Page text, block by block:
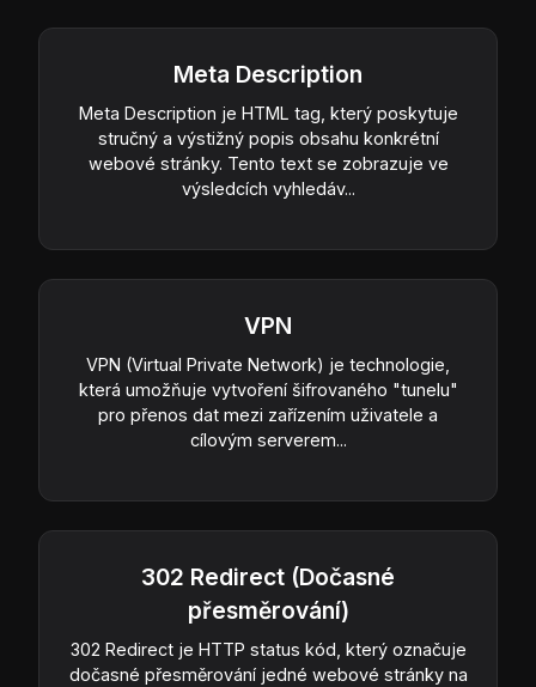
Meta Description
Meta Description je HTML tag, který poskytuje
stručný a výstižný popis obsahu konkrétní
webové stránky. Tento text se zobrazuje ve
výsledcích vyhledáv...
VPN
VPN (Virtual Private Network) je technologie,
která umožňuje vytvoření šifrovaného "tunelu"
pro přenos dat mezi zařízením uživatele a
cílovým serverem...
302 Redirect (Dočasné
přesměrování)
302 Redirect je HTTP status kód, který označuje
dočasné přesměrování jedné webové stránky na